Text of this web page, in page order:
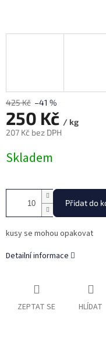
425 Kč –41 %
250 Kč / kg
207 Kč bez DPH
cena:
Skladem
Přidat do
kusy se mohou opakovat
Detailní informace
ZEPTAT SE HLÍDAT